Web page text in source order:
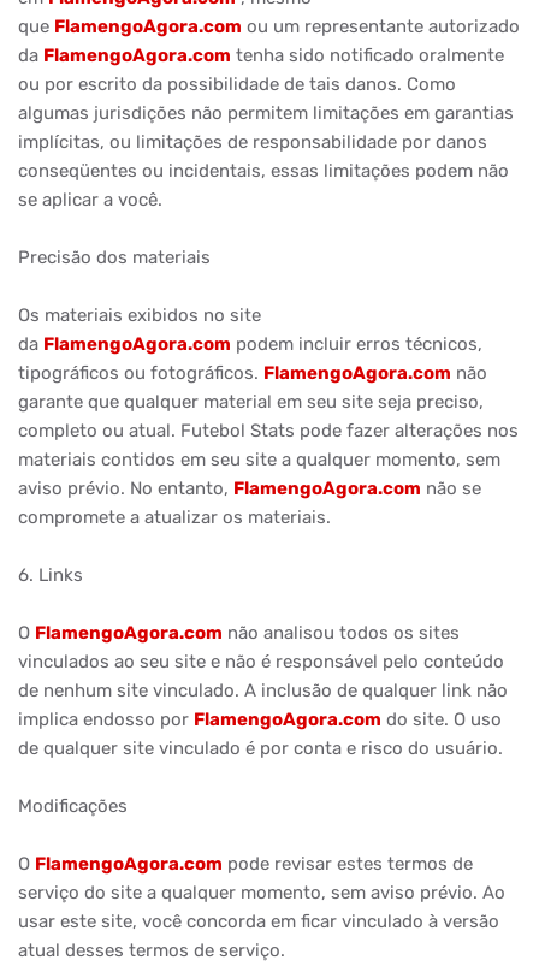
que FlamengoAgora.com ou um representante autorizado
da FlamengoAgora.com tenha sido notificado oralmente
ou por escrito da possibilidade de tais danos. Como
algumas jurisdições não permitem limitações em garantias
implícitas, ou limitações de responsabilidade por danos
conseqüentes ou incidentais, essas limitações podem não
se aplicar a você.
Precisão dos materiais
Os materiais exibidos no site
da FlamengoAgora.com podem incluir erros técnicos,
tipográficos ou fotográficos. FlamengoAgora.com não
garante que qualquer material em seu site seja preciso,
completo ou atual. Futebol Stats pode fazer alterações nos
materiais contidos em seu site a qualquer momento, sem
aviso prévio. No entanto, FlamengoAgora.com não se
compromete a atualizar os materiais.
6. Links
O FlamengoAgora.com não analisou todos os sites
vinculados ao seu site e não é responsável pelo conteúdo
de nenhum site vinculado. A inclusão de qualquer link não
implica endosso por FlamengoAgora.com do site. O uso
de qualquer site vinculado é por conta e risco do usuário.
Modificações
O FlamengoAgora.com pode revisar estes termos de
serviço do site a qualquer momento, sem aviso prévio. Ao
usar este site, você concorda em ficar vinculado à versão
atual desses termos de serviço.